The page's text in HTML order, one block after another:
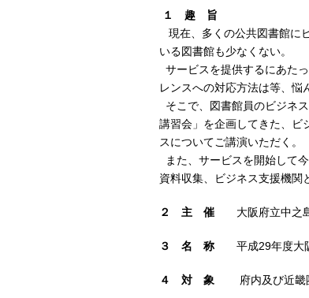
１ 趣 旨
現在、多くの公共図書館に
いる図書館も少なくない。
サービスを提供するにあた
レンスへの対応方法は等、悩
そこで、図書館員のビジネ
講習会」を企画してきた、ビ
スについてご講演いただく。
また、サービスを開始して
資料収集、ビジネス支援機関
２ 主 催 大阪府立中之島
３ 名 称 平成29年度大阪
４ 対 象 府内及び近畿圏